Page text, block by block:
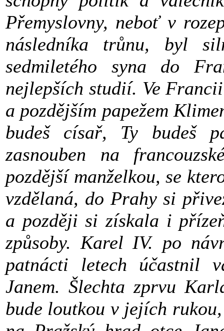
Přemyslovny, neboť v
následníka trůnu, byl
sedmiletého syna do
nejlepších studií. Ve
a pozdějším papežem
budeš císař, Ty budeš
zasnouben na
pozdější manželkou, se
vzdělaná, do Prahy si
a později si získala i
způsoby. Karel IV. po
patnácti letech účastnil
Janem. Šlechta zprvu
bude loutkou v jejích